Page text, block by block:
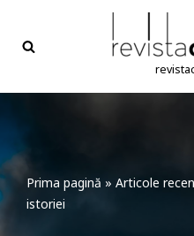
Sari
conținut
Prima pagină » Articole
istoriei